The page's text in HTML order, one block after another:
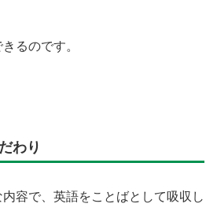
るのです。
わり
容で、英語をことばとして吸収し